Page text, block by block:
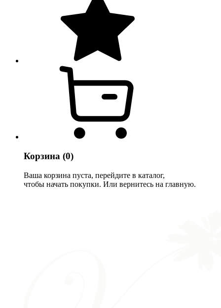
Корзина (0)
Ваша корзина пуста, перейдите в каталог,
чтобы начать покупки. Или вернитесь на главную.